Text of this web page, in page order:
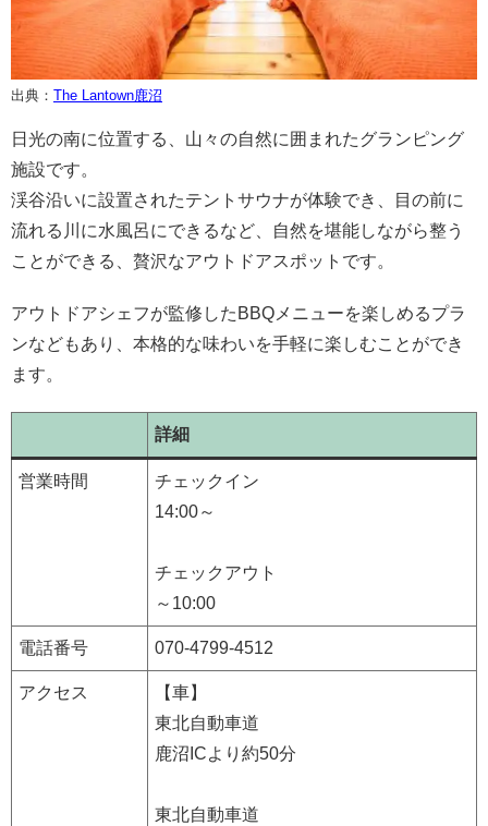
出典： The Lantown鹿沼
日光の南に位置する、山々の自然に囲まれたグランピング
施設です。
渓谷沿いに設置されたテントサウナが体験でき、目の前に
流れる川に水風呂にできるなど、自然を堪能しながら整う
ことができる、贅沢なアウトドアスポットです。
アウトドアシェフが監修したBBQメニューを楽しめるプラ
ンなどもあり、本格的な味わいを手軽に楽しむことができ
ます。
詳細
営業時間
チェックイン
14:00～
チェックアウト
～10:00
電話番号 070-4799-4512
アクセス
【車】
東北自動車道
鹿沼ICより約50分
東北自動車道